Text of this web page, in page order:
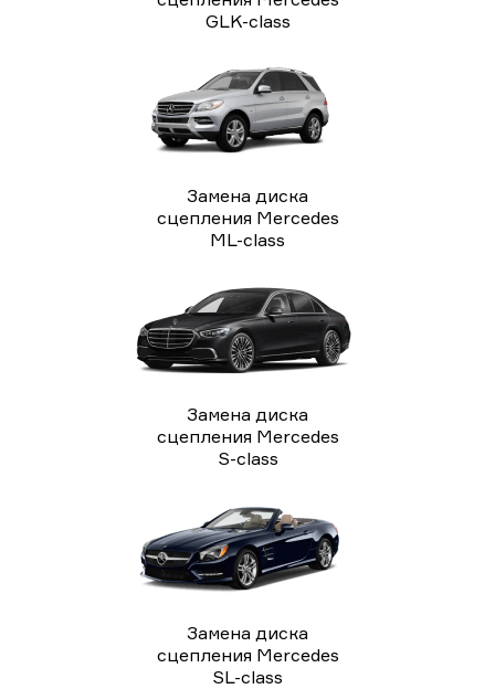
GLK-class
Замена диска
сцепления Mercedes
ML-class
Замена диска
сцепления Mercedes
S-class
Замена диска
сцепления Mercedes
SL-class